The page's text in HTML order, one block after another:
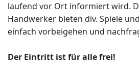
laufend vor Ort informiert wird.
Handwerker bieten div. Spiele
einfach vorbeigehen und
Der Eintritt ist für alle frei!